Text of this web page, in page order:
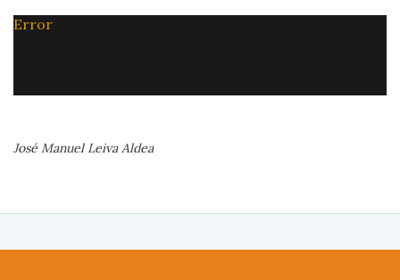
Error
José Manuel Leiva Aldea